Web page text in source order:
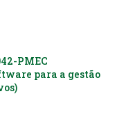
PMEC
para a gestão